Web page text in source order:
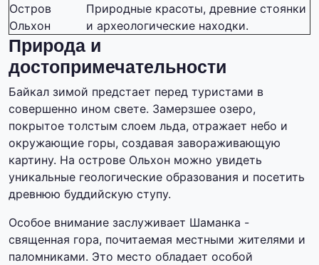
Остров
Ольхон
Природные красоты, древние стоянки
и археологические находки.
Природа и
достопримечательности
Байкал зимой предстает перед туристами в
совершенно ином свете. Замерзшее озеро,
покрытое толстым слоем льда, отражает небо и
окружающие горы, создавая завораживающую
картину. На острове Ольхон можно увидеть
уникальные геологические образования и посетить
древнюю буддийскую ступу.
Особое внимание заслуживает Шаманка -
священная гора, почитаемая местными жителями и
паломниками. Это место обладает особой